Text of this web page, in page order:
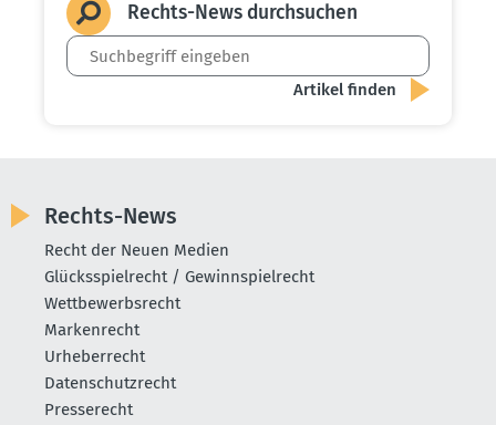
Rechts-News durch­suchen
Rechts-News
Recht der Neuen Medien
Glücksspielrecht / Gewinnspielrecht
Wettbewerbsrecht
Markenrecht
Urheberrecht
Datenschutzrecht
Presserecht